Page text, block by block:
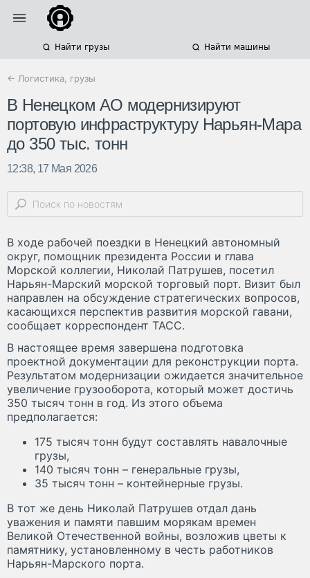
Найти грузы Найти машины
← Логистика, грузы
В Ненецком АО модернизируют
портовую инфраструктуру Нарьян-Мара
до 350 тыс. тонн
12:38, 17 Мая 2026
В ходе рабочей поездки в Ненецкий автономный
округ, помощник президента России и глава
Морской коллегии, Николай Патрушев, посетил
Нарьян-Марский морской торговый порт. Визит был
направлен на обсуждение стратегических вопросов,
касающихся перспектив развития морской гавани,
сообщает корреспондент ТАСС.
В настоящее время завершена подготовка
проектной документации для реконструкции порта.
Результатом модернизации ожидается значительное
увеличение грузооборота, который может достичь
350 тысяч тонн в год. Из этого объема
предполагается:
175 тысяч тонн будут составлять навалочные
грузы,
140 тысяч тонн – генеральные грузы,
35 тысяч тонн – контейнерные грузы.
В тот же день Николай Патрушев отдал дань
уважения и памяти павшим морякам времен
Великой Отечественной войны, возложив цветы к
памятнику, установленному в честь работников
Нарьян-Марского порта.